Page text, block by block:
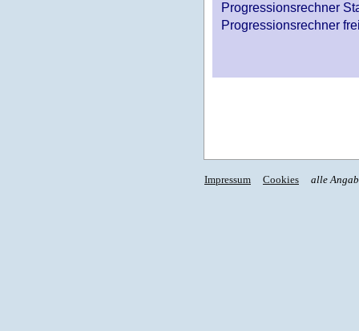
Progressionsrechner
Progressionsrechner
Impressum Cookies alle